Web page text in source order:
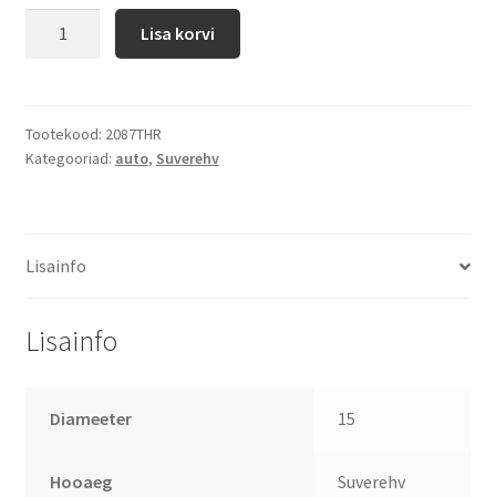
Lisa korvi
Tootekood: 2087THR
Kategooriad: auto, Suverehv
Lisainfo
Lisainfo
Diameeter 15
Hooaeg Suverehv